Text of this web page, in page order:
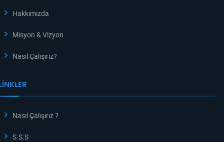
Hakkımızda
Misyon & Vizyon
Nasıl Çalışırız?
Nasıl Çalışırız ?
S.S.S